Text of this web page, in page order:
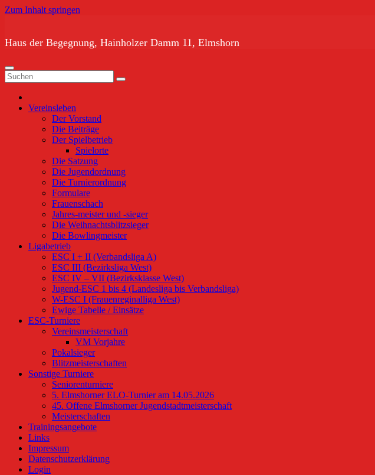
Zum Inhalt springen
Haus der Begegnung, Hainholzer Damm 11, Elmshorn
Vereinsleben
Der Vorstand
Die Beiträge
Der Spielbetrieb
Spielorte
Die Satzung
Die Jugendordnung
Die Turnierordnung
Formulare
Frauenschach
Jahres-meister und -sieger
Die Weihnachtsblitzsieger
Die Bowlingmeister
Ligabetrieb
ESC I + II (Verbandsliga A)
ESC III (Bezirksliga West)
ESC IV – VII (Bezirksklasse West)
Jugend-ESC 1 bis 4 (Landesliga bis Verbandsliga)
W-ESC I (Frauenreginalliga West)
Ewige Tabelle / Einsätze
ESC-Turniere
Vereinsmeisterschaft
VM Vorjahre
Pokalsieger
Blitzmeisterschaften
Sonstige Turniere
Seniorenturniere
5. Elmshorner ELO-Turnier am 14.05.2026
45. Offene Elmshorner Jugendstadtmeisterschaft
Meisterschaften
Trainingsangebote
Links
Impressum
Datenschutzerklärung
Login